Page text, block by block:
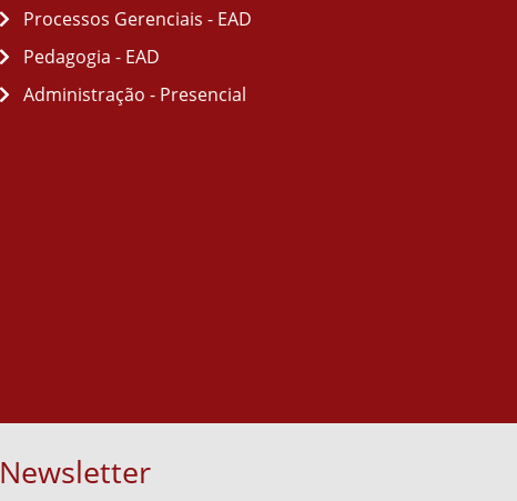
Processos Gerenciais - EAD
Pedagogia - EAD
Administração - Presencial
Newsletter